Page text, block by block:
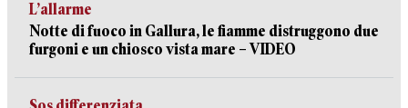
L’allarme
Notte di fuoco in Gallura, le fiamme distruggono due
furgoni e un chiosco vista mare – VIDEO